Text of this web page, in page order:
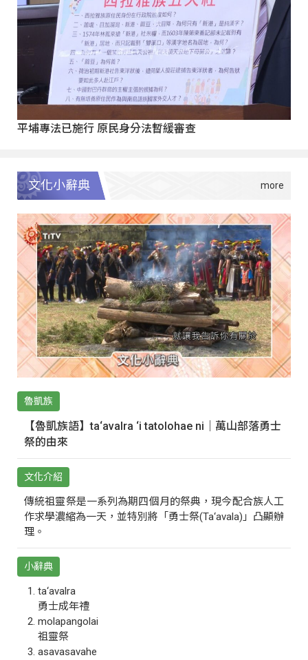
平埔專法已施行 原民身分法暫緩審查
文化小辭典
魯凱族
【魯凱族語】ta‘avalra ‘i tatolohae ni｜萬山部落勇士
祭的由來
文化介紹
傳統祖靈祭是一系列為期四個月的祭典，現今配合族人工
作求學濃縮為一天，並特別將「勇士祭(Ta‘avala)」凸顯辦
理。
小辭典
ta‘avalra
勇士成年禮
molapangolai
祖靈祭
asavasavahe